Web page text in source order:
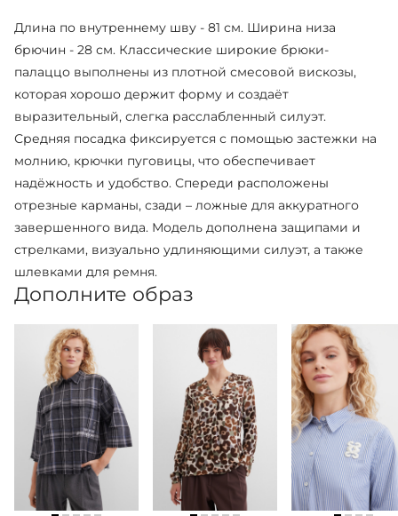
Длина по внутреннему шву - 81 см. Ширина низа
брючин - 28 см. Классические широкие брюки-
палаццо выполнены из плотной смесовой вискозы,
которая хорошо держит форму и создаёт
выразительный, слегка расслабленный силуэт.
Средняя посадка фиксируется с помощью застежки на
молнию, крючки пуговицы, что обеспечивает
надёжность и удобство. Спереди расположены
отрезные карманы, сзади – ложные для аккуратного
завершенного вида. Модель дополнена защипами и
стрелками, визуально удлиняющими силуэт, а также
шлевками для ремня.
Дополните образ